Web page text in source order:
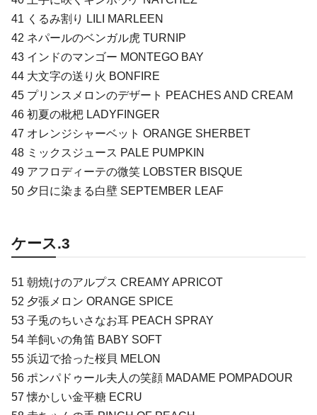
41 くるみ割り LILI MARLEEN
42 ネパールのベンガル虎 TURNIP
43 インドのマンゴー MONTEGO BAY
44 大文字の送り火 BONFIRE
45 プリンスメロンのデザート PEACHES AND CREAM
46 初夏の枇杷 LADYFINGER
47 オレンジシャーベット ORANGE SHERBET
48 ミックスジュース PALE PUMPKIN
49 アフロディーテの微笑 LOBSTER BISQUE
50 夕日に染まる白壁 SEPTEMBER LEAF
ケース.3
51 朝焼けのアルプス CREAMY APRICOT
52 夕張メロン ORANGE SPICE
53 子兎のちいさなお耳 PEACH SPRAY
54 羊飼いの角笛 BABY SOFT
55 浜辺で拾った桜貝 MELON
56 ポンパドゥール夫人の笑顔 MADAME POMPADOUR
57 懐かしい金平糖 ECRU